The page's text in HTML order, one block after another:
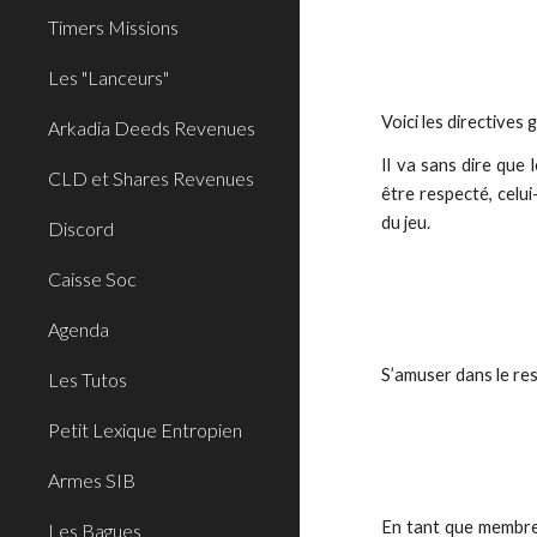
Timers Missions
Les "Lanceurs"
Arkadia Deeds Revenues
CLD et Shares Revenues
Discord
Caisse Soc
Agenda
Les Tutos
Petit Lexique Entropien
Armes SIB
Les Bagues
Voici les directives
Il va sans dire que
être respecté,
du jeu.
S’amuser dans le
En tant que